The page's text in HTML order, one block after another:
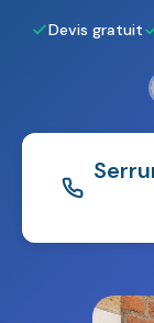
Devis gratuit